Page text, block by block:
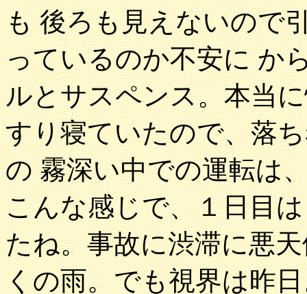
も 後ろも見えないので
っているのか不安に か
ルとサスペンス。本当
すり寝ていたので、落
の 霧深い中での運転は
こんな感じで、１日目
たね。事故に渋滞に悪
くの雨。でも視界は昨